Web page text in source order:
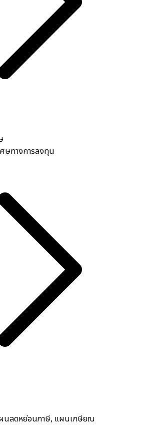
ษทางการลงทุน
ผนลดหย่อนภาษี, แผนเกษียณ